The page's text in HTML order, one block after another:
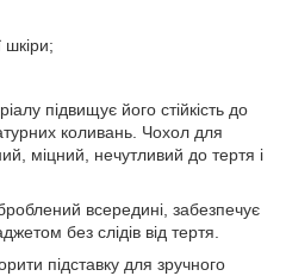
підвищує його стійкість до
коливань. Чохол для
міцний, нечутливий до тертя і
всередині, забезпечує
без слідів від тертя.
підставку для зручного